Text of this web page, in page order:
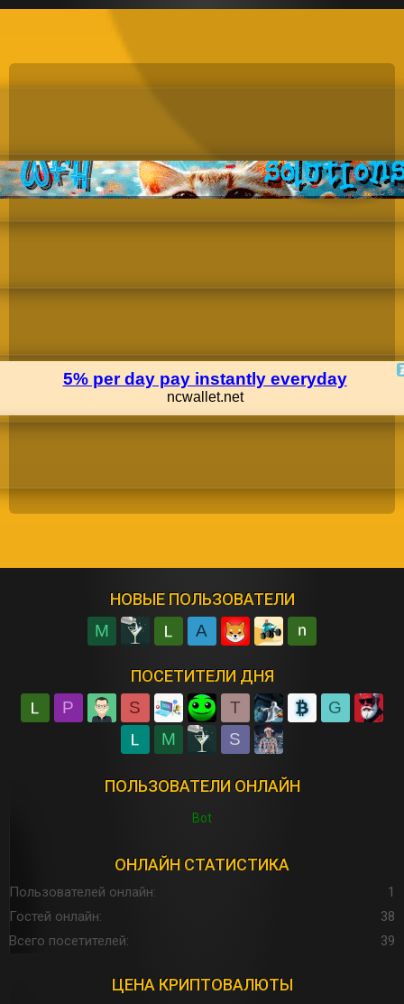
НОВЫЕ ПОЛЬЗОВАТЕЛИ
M A
ПОСЕТИТЕЛИ ДНЯ
P S T
G
M
S
ПОЛЬЗОВАТЕЛИ ОНЛАЙН
Bot
ОНЛАЙН СТАТИСТИКА
Пользователей онлайн
1
Гостей онлайн
38
Всего посетителей
39
ЦЕНА КРИПТОВАЛЮТЫ